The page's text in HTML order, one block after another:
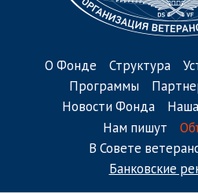
О Фонде Структура
Программы
Новости Фонда
Нам пишут
В Совете
Банковские